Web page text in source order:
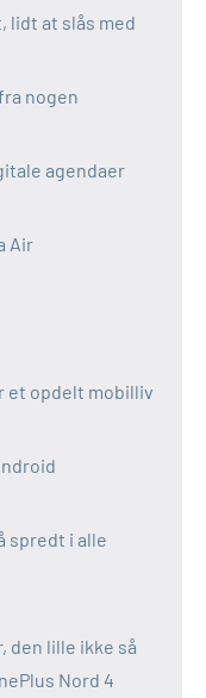
lidt at slås med
nogen
agendaer
Air
et opdelt mobilliv
spredt i alle
den lille ikke så
Nord 4